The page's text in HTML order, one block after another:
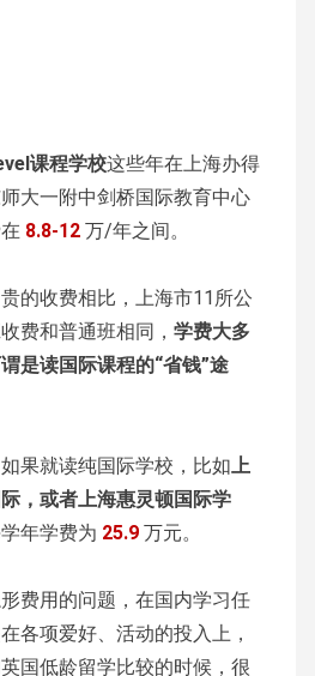
课程学校这些年在上海办得
大一附中剑桥国际教育中心
8.8-12 万/年之间。
的收费相比，上海市11所公
费和普通班相同， 学费大多
谓是读国际课程的“省钱”途
果就读纯国际学校，比如 上
，或者上海惠灵顿国际学
年学费为 25.9 万元。
费用的问题，在国内学习任
各项爱好、活动的投入上，
国低龄留学比较的时候，很